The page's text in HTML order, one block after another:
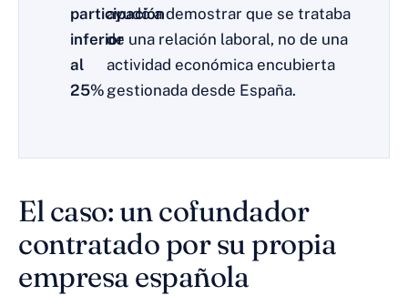
participación
inferior
al
25%
ayudó a demostrar que se trataba
de una relación laboral, no de una
actividad económica encubierta
gestionada desde España.
El caso: un cofundador
contratado por su propia
empresa española